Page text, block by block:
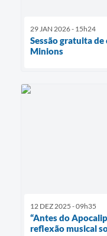
29 JAN 2026 - 15h24
Sessão gratuita
Minions
12 DEZ 2025 - 09h35
“Antes do
reflexão musical